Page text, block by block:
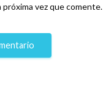
próxima vez que comente.